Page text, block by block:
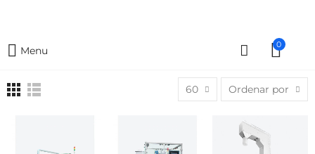
Menu 0
60 Ordenar por